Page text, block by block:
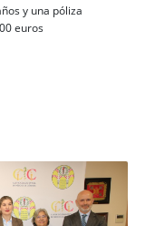
y una póliza
euros